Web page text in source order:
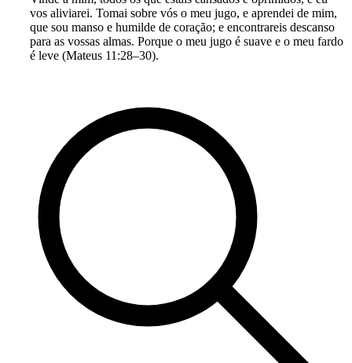
vos aliviarei. Tomai sobre vós o meu jugo, e aprendei de mim,
que sou manso e humilde de coração; e encontrareis descanso
para as vossas almas. Porque o meu jugo é suave e o meu fardo
é leve (Mateus 11:28–30).